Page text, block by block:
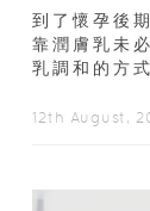
到了懷孕後
靠潤膚乳未
乳調和的方
裂...
12th August,